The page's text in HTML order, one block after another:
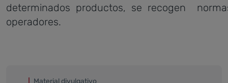
determinados productos, se recogen
operadores.
Material divulgativo